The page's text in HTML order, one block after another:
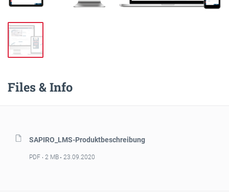
Files & Info
SAPIRO_LMS-Produktbeschreibung
PDF 2 MB 23.09.2020